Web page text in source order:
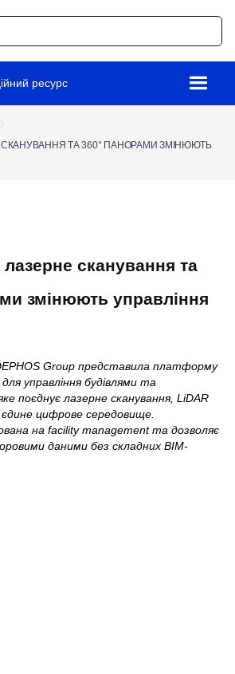
ресурс
СКАНУВАННЯ ТА 360° ПАНОРАМИ ЗМІНЮЮТЬ
сканування та
змінюють управління
Group представила платформу
управління будівлями та
поєднує лазерне сканування, LiDAR
цифрове середовище.
на facility management та дозволяє
даними без складних BIM-